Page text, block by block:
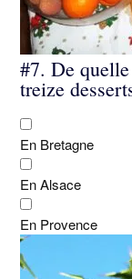
#7. De
treize
En Bretagne
En Alsace
En Provence